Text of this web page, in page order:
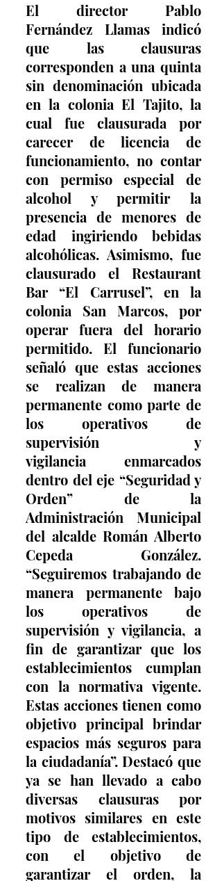
El director Pablo
Fernández Llamas indicó
que las clausuras
corresponden a una quinta
sin denominación ubicada
en la colonia El Tajito, la
cual fue clausurada por
carecer de licencia de
funcionamiento, no contar
con permiso especial de
alcohol y permitir la
presencia de menores de
edad ingiriendo bebidas
alcohólicas. Asimismo, fue
clausurado el Restaurant
Bar “El Carrusel”, en la
colonia San Marcos, por
operar fuera del horario
permitido. El funcionario
señaló que estas acciones
se realizan de manera
permanente como parte de
los operativos de
supervisión y
vigilancia enmarcados
dentro del eje “Seguridad y
Orden” de la
Administración Municipal
del alcalde Román Alberto
Cepeda González.
“Seguiremos trabajando de
manera permanente bajo
los operativos de
supervisión y vigilancia, a
fin de garantizar que los
establecimientos cumplan
con la normativa vigente.
Estas acciones tienen como
objetivo principal brindar
espacios más seguros para
la ciudadanía”. Destacó que
ya se han llevado a cabo
diversas clausuras por
motivos similares en este
tipo de establecimientos,
con el objetivo de
garantizar el orden, la